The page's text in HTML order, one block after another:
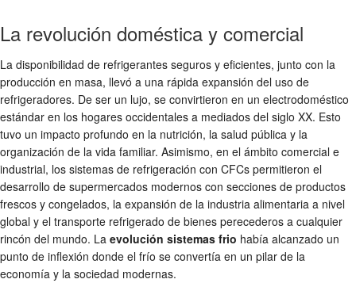
La revolución doméstica y comercial
La disponibilidad de refrigerantes seguros y eficientes, junto con la
producción en masa, llevó a una rápida expansión del uso de
refrigeradores. De ser un lujo, se convirtieron en un electrodoméstico
estándar en los hogares occidentales a mediados del siglo XX. Esto
tuvo un impacto profundo en la nutrición, la salud pública y la
organización de la vida familiar. Asimismo, en el ámbito comercial e
industrial, los sistemas de refrigeración con CFCs permitieron el
desarrollo de supermercados modernos con secciones de productos
frescos y congelados, la expansión de la industria alimentaria a nivel
global y el transporte refrigerado de bienes perecederos a cualquier
rincón del mundo. La evolución sistemas frio había alcanzado un
punto de inflexión donde el frío se convertía en un pilar de la
economía y la sociedad modernas.